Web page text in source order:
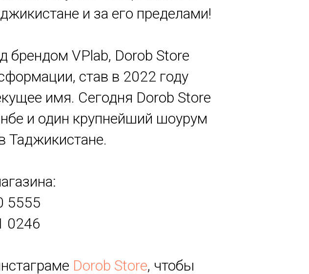
и за его пределами!
брендом VPlab, Dorob Store
став в 2022 году
имя. Сегодня Dorob Store
и один крупнейший шоурум
Таджикистане.
5555
0246
Dorob Store, чтобы